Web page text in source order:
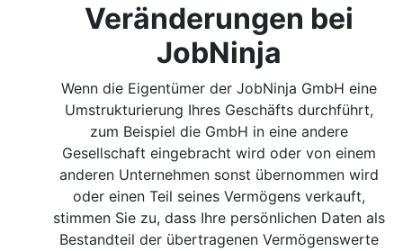
Veränderungen bei
JobNinja
Wenn die Eigentümer der JobNinja GmbH eine
Umstrukturierung Ihres Geschäfts durchführt,
zum Beispiel die GmbH in eine andere
Gesellschaft eingebracht wird oder von einem
anderen Unternehmen sonst übernommen wird
oder einen Teil seines Vermögens verkauft,
stimmen Sie zu, dass Ihre persönlichen Daten als
Bestandteil der übertragenen Vermögenswerte